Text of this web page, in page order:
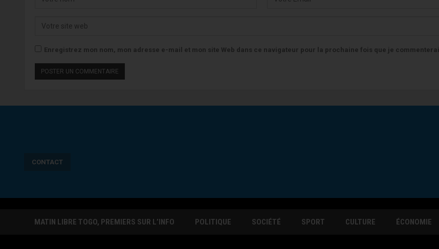
Enregistrez mon nom, mon adresse e-mail et mon site Web dans ce navigateur pour la prochaine fois que je commenterai.
CONTACT
MATIN LIBRE TOGO, PREMIERS SUR L’INFO POLITIQUE SOCIÉTÉ SPORT CULTURE ÉCONOMIE